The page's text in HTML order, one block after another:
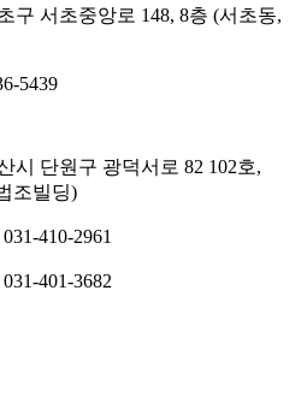
구 서초중앙로 148, 8층 (서초동,
5439
시 단원구 광덕서로 82 102호,
조빌딩)
410-2961
401-3682